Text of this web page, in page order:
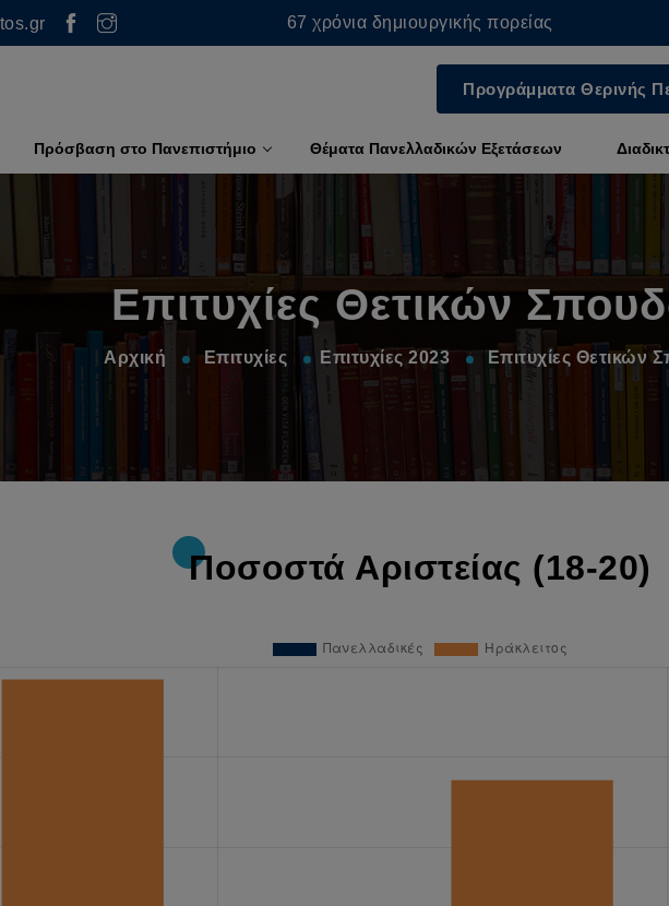
67 χρόνια δημιουργικής πορείας
Πρόσβαση στο Πανεπιστήμιο Θέματα Πανελλαδικών Εξετάσεων
Προγράμματα Θερινής
Επιτυχίες Θετικών
Αρχική Επιτυχίες Επιτυχίες 2023 Επιτυχίες Θετικών
Ποσοστά Αριστείας (18-20)